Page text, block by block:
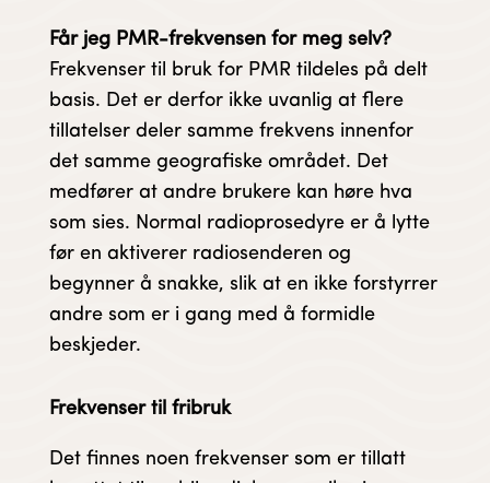
Får jeg PMR-frekvensen for meg selv?
Frekvenser til bruk for PMR tildeles på delt
basis. Det er derfor ikke uvanlig at flere
tillatelser deler samme frekvens innenfor
det samme geografiske området. Det
medfører at andre brukere kan høre hva
som sies. Normal radioprosedyre er å lytte
før en aktiverer radiosenderen og
begynner å snakke, slik at en ikke forstyrrer
andre som er i gang med å formidle
beskjeder.
Frekvenser til fribruk
Det finnes noen frekvenser som er tillatt